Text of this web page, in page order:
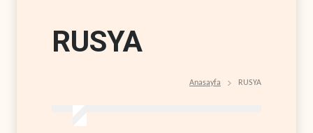
RUSYA
Anasayfa RUSYA